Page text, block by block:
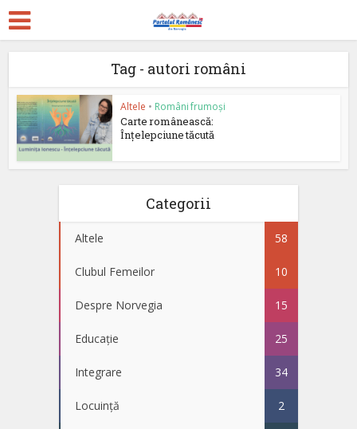
Tag - autori români
Altele • Români frumoși
Carte românească:
Înțelepciune tăcută
Categorii
Altele 58
Clubul Femeilor 10
Despre Norvegia 15
Educație 25
Integrare 34
Locuință 2